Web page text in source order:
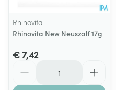
Rhinovita
Rhinovita New Neuszalf 17g
€ 7,42